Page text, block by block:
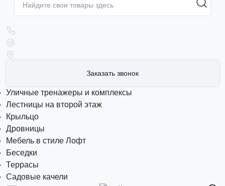
Заказать звонок
Уличные тренажеры и комплексы
Лестницы на второй этаж
Крыльцо
Дровницы
Мебель в стиле Лофт
Беседки
Террасы
Садовые качели